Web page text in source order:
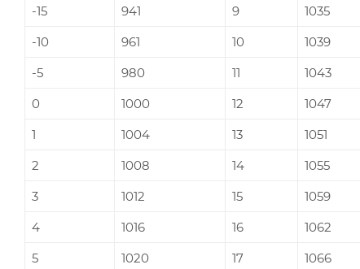
-15
941 9 1035
-10
961 10 1039
-5
980 11 1043
0
1000 12 1047
1
1004 13 1051
2
1008 14 1055
3
1012 15 1059
4
1016 16 1062
5
1020 17 1066